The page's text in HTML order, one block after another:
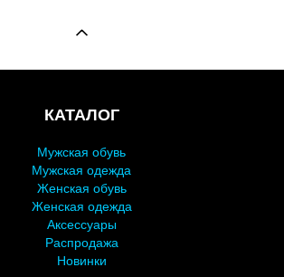
КАТАЛОГ
Мужская обувь
Мужская одежда
Женская обувь
Женская одежда
Аксессуары
Распродажа
Новинки